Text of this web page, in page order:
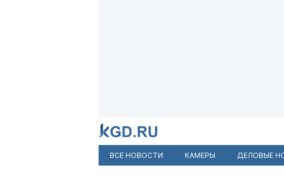
ВСЕ НОВОСТИ КАМЕРЫ ДЕЛОВЫЕ